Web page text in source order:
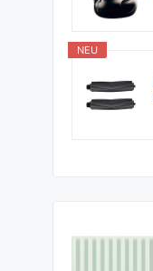
NEU